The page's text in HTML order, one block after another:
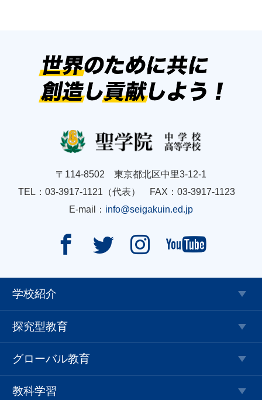
〒114-8502 東京都北区中里3-12-1
TEL：03-3917-1121（代表） FAX：03-3917-1123
E-mail： info@seigakuin.ed.jp
   
学校紹介
探究型教育
グローバル教育
教科学習